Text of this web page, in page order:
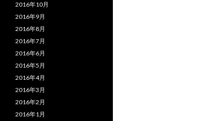
2016年10月
2016年9月
2016年8月
2016年7月
2016年6月
2016年5月
2016年4月
2016年3月
2016年2月
2016年1月